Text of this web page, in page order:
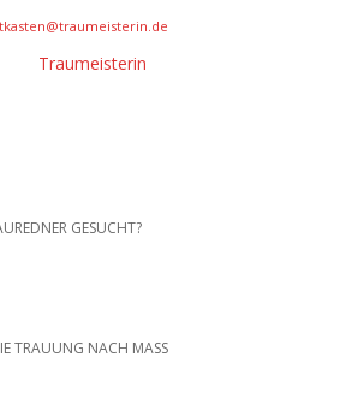
München,
TO CONTENTGESUCHT?
TRAUUNG NACH MASS